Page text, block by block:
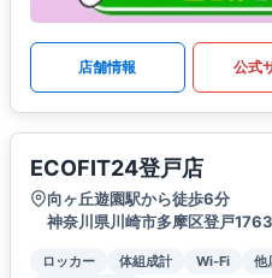
店舗情報 公式
ECOFIT24登戸店
向ヶ丘遊園駅から徒歩6分
神奈川県川崎市多摩区登戸
ロッカー 体組成計 Wi-Fi 他